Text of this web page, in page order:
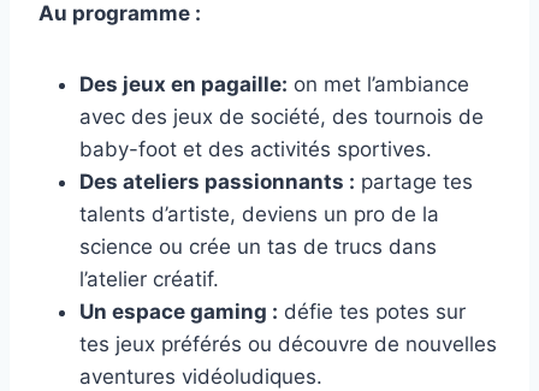
Au programme :
Des jeux en pagaille: on met l’ambiance
avec des jeux de société, des tournois de
baby-foot et des activités sportives.
Des ateliers passionnants : partage tes
talents d’artiste, deviens un pro de la
science ou crée un tas de trucs dans
l’atelier créatif.
Un espace gaming : défie tes potes sur
tes jeux préférés ou découvre de nouvelles
aventures vidéoludiques.